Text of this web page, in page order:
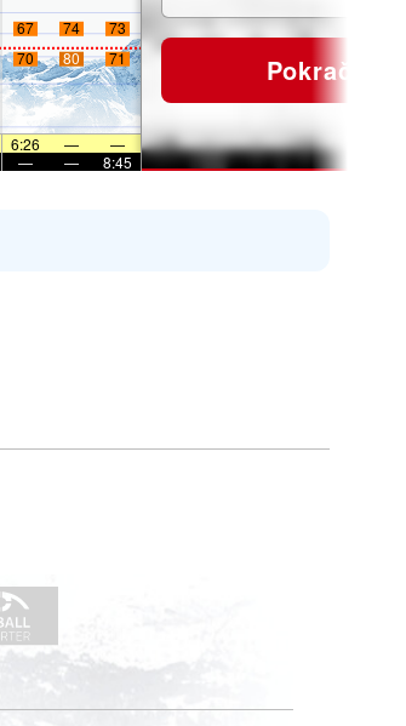
67 74
73
70 80 71
6:26 —
—
— — 8:45
Pokračovat